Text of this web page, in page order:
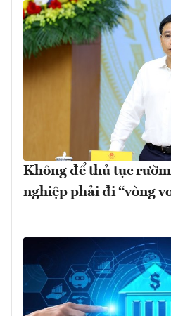
Không để thủ tục
nghiệp phải đi “vòng